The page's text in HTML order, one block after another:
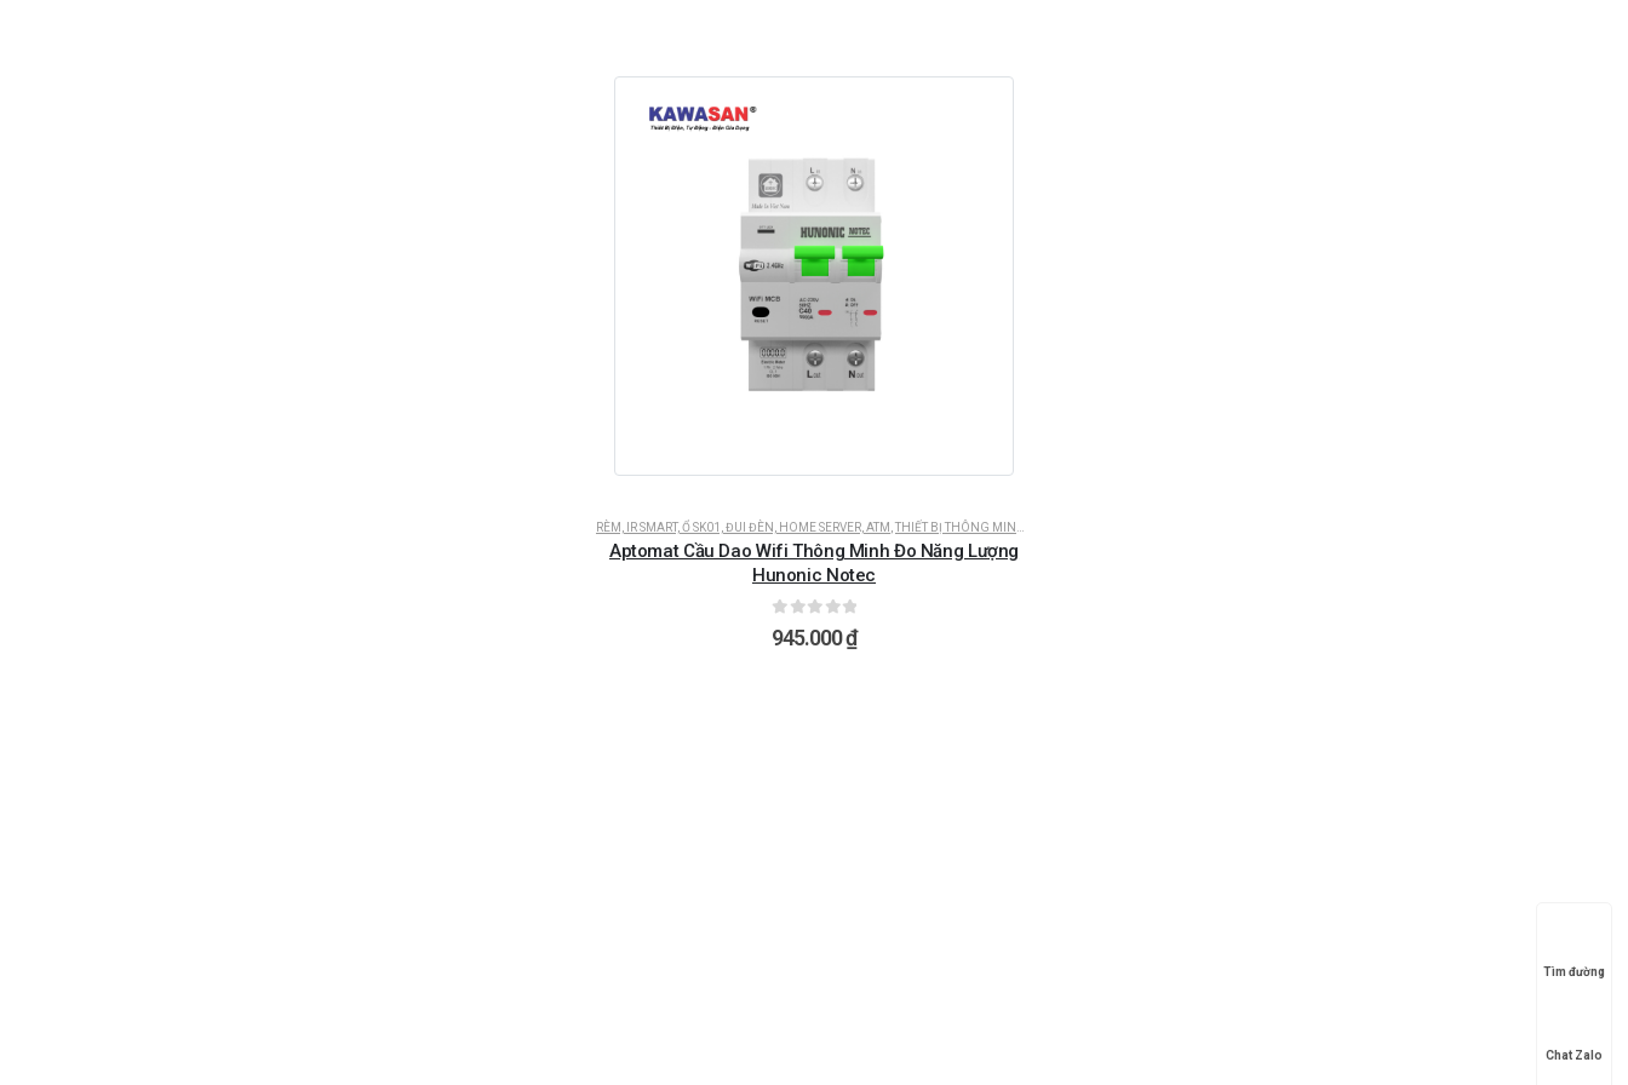
RÈM, IR SMART, Ổ SK01, ĐUI ĐÈN, HOME SERVER, ATM THIẾT BỊ THÔNG MINH HUNONIC
Aptomat Cầu Dao Wifi Thông Minh Đo Năng Lượng
Hunonic Notec
0 ngoài 5
945.000₫
Tìm đường
Chat Zalo